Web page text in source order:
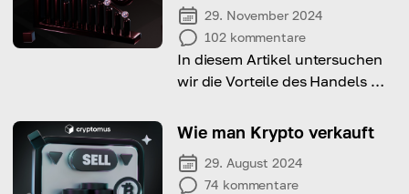
29. November 2024
102 kommentare
In diesem Artikel untersuchen
wir die Vorteile des Handels mit
einschließlich Liquidität, 24/7-
Zugänglichkeit und
Gewinnpotenzial.
Wie man Krypto verkauft
29. August 2024
74 kommentare